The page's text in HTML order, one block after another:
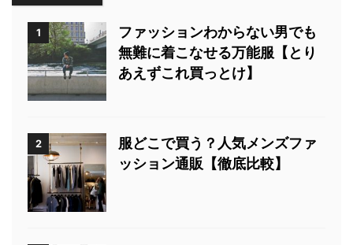
1
ファッションわからない男でも
無難に着こなせる万能服【とり
あえずこれ買っとけ】
2
服どこで買う？人気メンズファ
ッション通販【徹底比較】